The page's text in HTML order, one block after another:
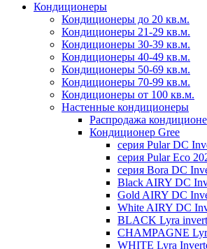
Кондиционеры
Кондиционеры до 20 кв.м.
Кондиционеры 21-29 кв.м.
Кондиционеры 30-39 кв.м.
Кондиционеры 40-49 кв.м.
Кондиционеры 50-69 кв.м.
Кондиционеры 70-99 кв.м.
Кондиционеры от 100 кв.м.
Настенные кондиционеры
Распродажа
Кондиционер Gree
серия Pular DC
серия Pular Eco
серия Bora DC
Black AIRY DC
Gold AIRY DC
White AIRY DC
BLACK Lyra
CHAMPAGNE
WHITE Lyra